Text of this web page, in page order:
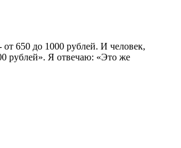
650 до 1000 рублей. И человек,
рублей». Я отвечаю: «Это же